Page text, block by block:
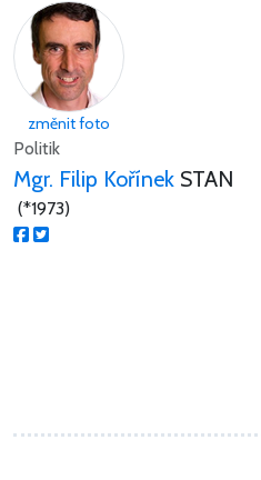
změnit foto
Politik
Mgr. Filip Kořínek STAN
(*1973)